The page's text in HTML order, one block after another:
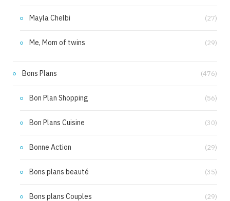
Mayla Chelbi (27)
Me, Mom of twins (29)
Bons Plans (476)
Bon Plan Shopping (56)
Bon Plans Cuisine (30)
Bonne Action (29)
Bons plans beauté (35)
Bons plans Couples (29)